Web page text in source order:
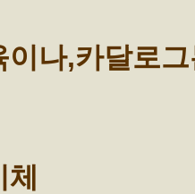
나,카달로